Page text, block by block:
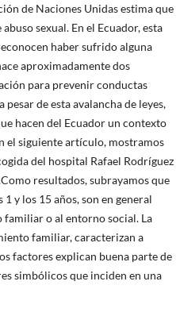
de Naciones Unidas estima que
sexual. En el Ecuador, esta
haber sufrido alguna
aproximadamente dos
para prevenir conductas
de esta avalancha de leyes,
hacen del Ecuador un contexto
el siguiente artículo, mostramos
del hospital Rafael Rodríguez
resultados, subrayamos que
y los 15 años, son en general
familiar o al entorno social. La
familiar, caracterizan a
factores explican buena parte de
simbólicos que inciden en una